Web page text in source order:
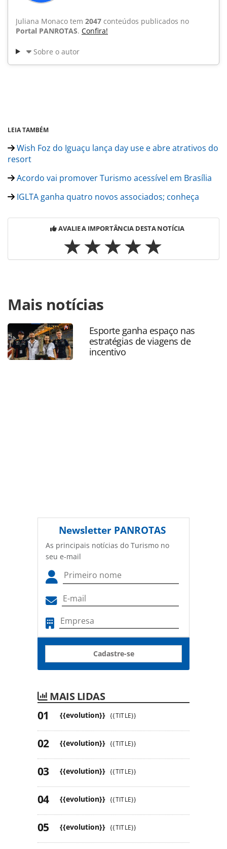
Juliana Monaco tem 2047 conteúdos publicados no
Portal PANROTAS. Confira!
Sobre o autor
LEIA TAMBÉM
Wish Foz do Iguaçu lança day use e abre atrativos do
resort
Acordo vai promover Turismo acessível em Brasília
IGLTA ganha quatro novos associados; conheça
AVALIE A IMPORTÂNCIA DESTA NOTÍCIA
https://www.panrotas.com.br/hotelaria/mercado/2020/
de-luxo-estao-sofrendo-golpes-on-line-alerta-
blta_176871.html ou as ferramentas oferecidas na página.
Todo o conteúdo produzido pela PANROTAS Editora é
protegido pela legislação brasileira sobre direito autoral.
Não reproduza o conteúdo sem autorização da PANROTAS
Mais notícias
Esporte ganha espaço nas
estratégias de viagens de
incentivo
Newsletter PANROTAS
As principais notícias do Turismo no
seu e-mail
Cadastre-se
MAIS LIDAS
{{evolution}} {{TITLE}}
{{evolution}} {{TITLE}}
{{evolution}} {{TITLE}}
{{evolution}} {{TITLE}}
{{evolution}} {{TITLE}}